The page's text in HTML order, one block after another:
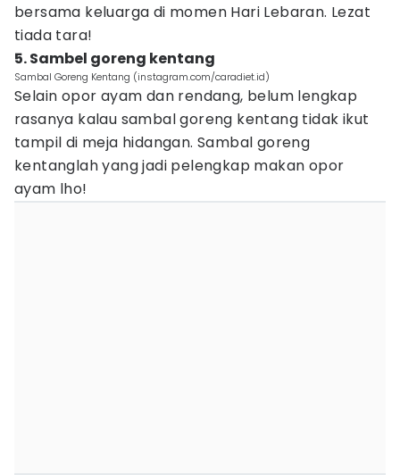
bersama keluarga di momen Hari Lebaran. Lezat
tiada tara!
5. Sambel goreng kentang
Sambal Goreng Kentang (instagram.com/caradiet.id)
Selain opor ayam dan rendang, belum lengkap
rasanya kalau sambal goreng kentang tidak ikut
tampil di meja hidangan. Sambal goreng
kentanglah yang jadi pelengkap makan opor
ayam lho!